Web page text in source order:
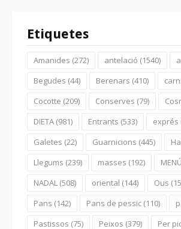
Etiquetes
Amanides (272) antelació (1540)
Begudes (44) Berenars (410)
Cocotte (209) Conserves (79)
DIETA (981) Entrants (533) exprés
Galetes (22) Guarnicions (445)
Llegums (239) masses (192) MENÚ
NADAL (508) oriental (144) Ous
Pans (142) Pans de pessic (110)
Pastissos (75) Peixos (379) Per